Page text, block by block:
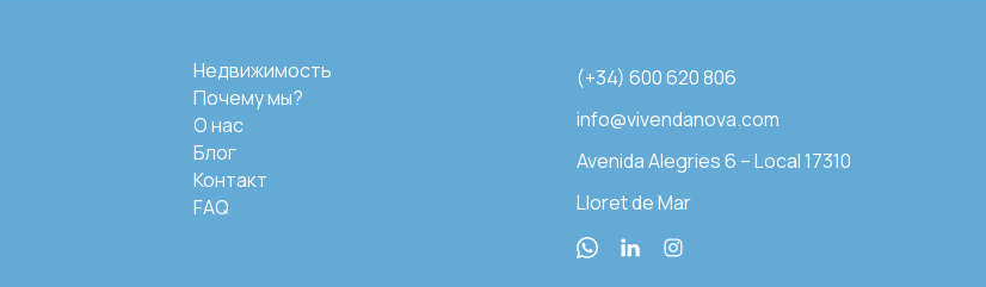
Недвижимость
Почему мы?
О нас
Блог
Контакт
FAQ
(+34) 600 620 806
info@vivendanova.com
Avenida Alegries 6 – Local 17310
Lloret de Mar